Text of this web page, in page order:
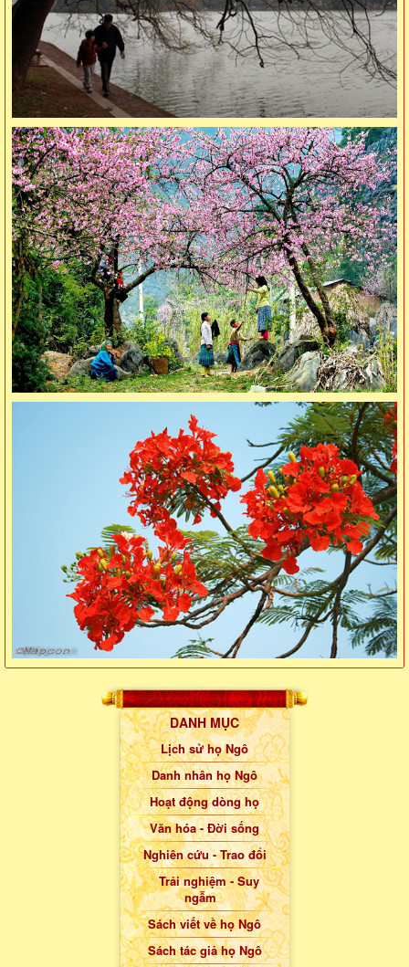
DANH MỤC
Lịch sử họ Ngô
Danh nhân họ Ngô
Hoạt động dòng họ
Văn hóa - Đời sống
Nghiên cứu - Trao đổi
Trải nghiệm - Suy
ngẫm
Sách viết về họ Ngô
Sách tác giả họ Ngô